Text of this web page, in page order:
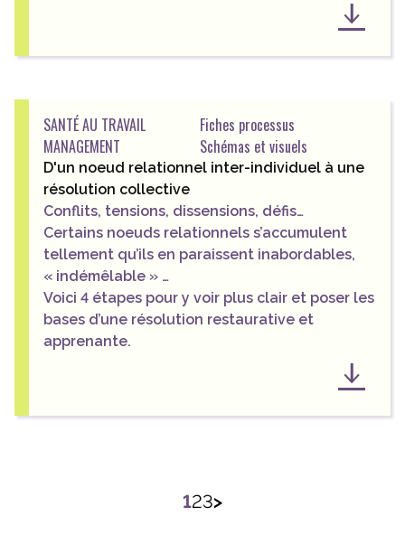
SANTÉ AU TRAVAIL
MANAGEMENT
Fiches processus
Schémas et visuels
D'un noeud relationnel inter-individuel à une
résolution collective
Conflits, tensions, dissensions, défis…
Certains noeuds relationnels s’accumulent
tellement qu’ils en paraissent inabordables,
« indémêlable » …
Voici 4 étapes pour y voir plus clair et poser les
bases d’une résolution restaurative et
apprenante.
123>